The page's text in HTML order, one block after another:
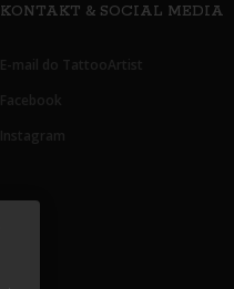
KONTAKT & SOCIAL MEDIA
E-mail do TattooArtist
Facebook
Instagram